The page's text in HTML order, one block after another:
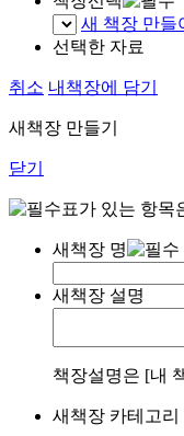
새 책장 만들
선택한 자료
취소 내책장에 담기
새책장 만들기
닫기
표가 있는 항목
새책장 명
새책장 설명
책장설명은 [내
새책장 카테고리